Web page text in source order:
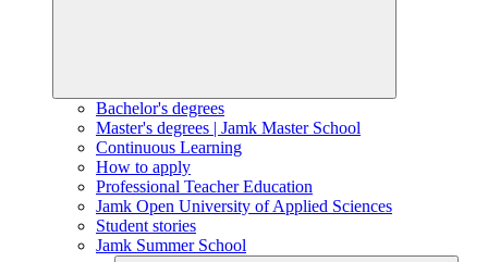
Bachelor's degrees
Master's degrees | Jamk Master School
Continuous Learning
How to apply
Professional Teacher Education
Jamk Open University of Applied Sciences
Student stories
Jamk Summer School